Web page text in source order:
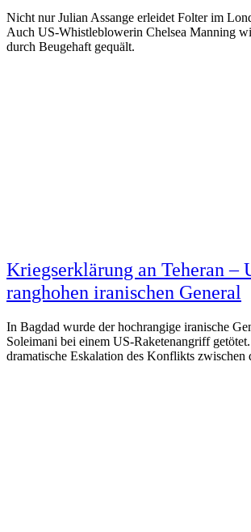
Nicht nur Julian Assange erleidet Folter im
Auch US-Whistleblowerin Chelsea Manning
durch Beugehaft gequält.
Kriegserklärung an Teheran –
ranghohen iranischen General
In Bagdad wurde der hochrangige iranische
Soleimani bei einem US-Raketenangriff
dramatische Eskalation des Konflikts